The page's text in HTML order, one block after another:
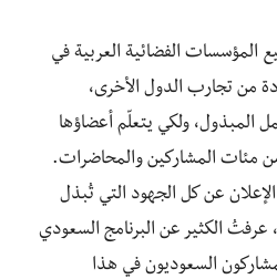
المؤسسات الفضائية العربية في
من تجارب الدول الأخرى،
المبذول، ولكي يتعلّم أعضاؤها
مئات المشاركين والمحاضرات.
عن كل الجهود التي تُبذل
عرفتُ الكثير عن البرنامج السعودي
السعوديون في هذا